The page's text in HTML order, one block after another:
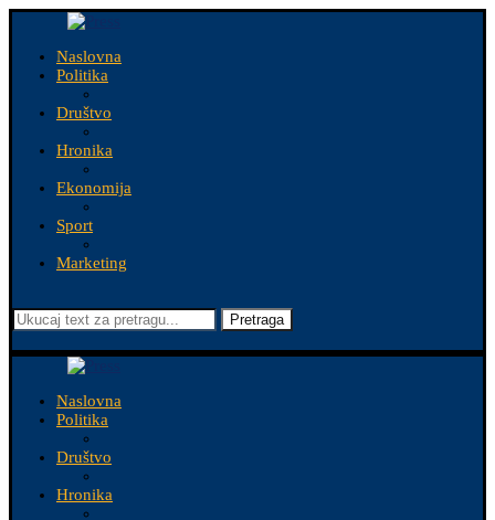
Naslovna
Politika
Društvo
Hronika
Ekonomija
Sport
Marketing
Pretraga
Naslovna
Politika
Društvo
Hronika